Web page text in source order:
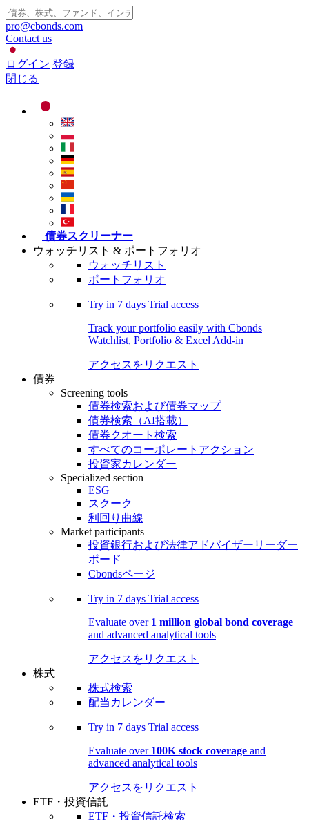
pro@cbonds.com
Contact us
ログイン 登録
閉じる
債券スクリーナー
ウォッチリスト & ポートフォリオ
ウォッチリスト
ポートフォリオ
Try in 7 days Trial access
Track your portfolio easily with Cbonds
Watchlist, Portfolio & Excel Add-in
アクセスをリクエスト
債券
Screening tools
債券検索および債券マップ
債券検索（AI搭載）
債券クオート検索
すべてのコーポレートアクション
投資家カレンダー
Specialized section
ESG
スクーク
利回り曲線
Market participants
投資銀行および法律アドバイザーリーダー
ボード
Cbondsページ
Try in 7 days Trial access
Evaluate over 1 million global bond coverage
and advanced analytical tools
アクセスをリクエスト
株式
株式検索
配当カレンダー
Try in 7 days Trial access
Evaluate over 100K stock coverage and
advanced analytical tools
アクセスをリクエスト
ETF・投資信託
ETF・投資信託検索